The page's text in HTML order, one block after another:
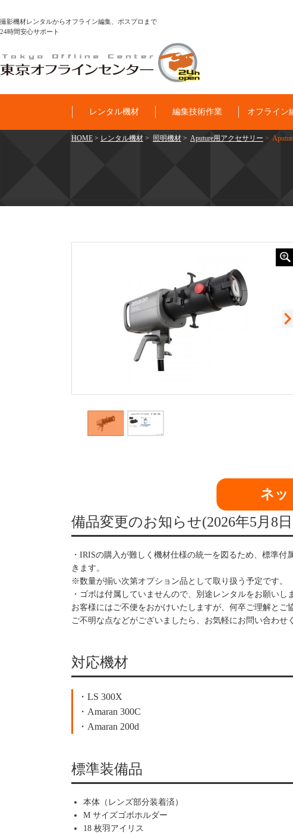
撮影機材レンタルからオフライン編集、ポスプロまで
24時間安心サポート
レンタル機材 編集技術作業 オフライン
HOME > レンタル機材 > 照明機材 > Aputure用アクセサリー >
ネッ
備品変更のお知らせ(2026年5月8
・IRISの購入が難しく機材仕様の統一を図るため、標準
きます。
※数量が揃い次第オプション品として取り扱う予定です。
・ゴボは付属していませんので、別途レンタルをお願いし
お客様にはご不便をおかけいたしますが、何卒ご理解とご
ご不明な点などがございましたら、お気軽にお問い合わせ
対応機材
・LS 300X
・Amaran 300C
・Amaran 200d
標準装備品
本体（レンズ部分装着済）
M サイズゴボホルダー
18 枚羽アイリス